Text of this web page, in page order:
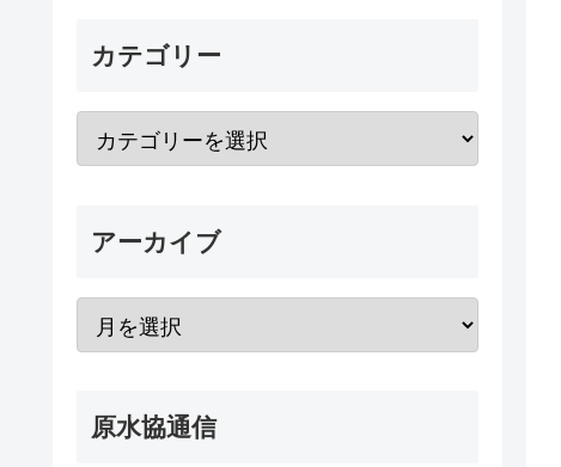
カテゴリー
アーカイブ
原水協通信